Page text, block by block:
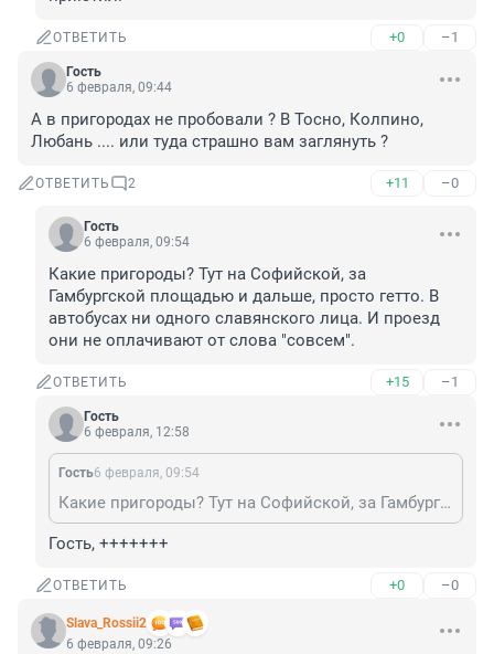
ОТВЕТИТЬ +0 –1
Гость
6 февраля, 09:44
А в пригородах не пробовали ? В Тосно, Колпино,
Любань .... или туда страшно вам заглянуть ?
ОТВЕТИТЬ 2 +11 –0
Гость
6 февраля, 09:54
Какие пригороды? Тут на Софийской, за
Гамбургской площадью и дальше, просто гетто. В
автобусах ни одного славянского лица. И проезд
они не оплачивают от слова "совсем".
ОТВЕТИТЬ +15 –1
Гость
6 февраля, 12:58
Гость6 февраля, 09:54
Какие пригороды? Тут на Софийской, за Гамбургской площадью и дальше, просто гетто. В автобусах ни одного славянского лица. И проезд они не оплачивают от слова "совсем".
Гость, +++++++
ОТВЕТИТЬ +0 –0
Slava_Rossii2
6 февраля, 09:26